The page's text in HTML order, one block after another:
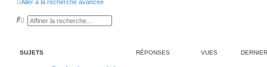
Aller à la recherche avancée
R
r
R
r
SUJETS RÉPONSES VUES